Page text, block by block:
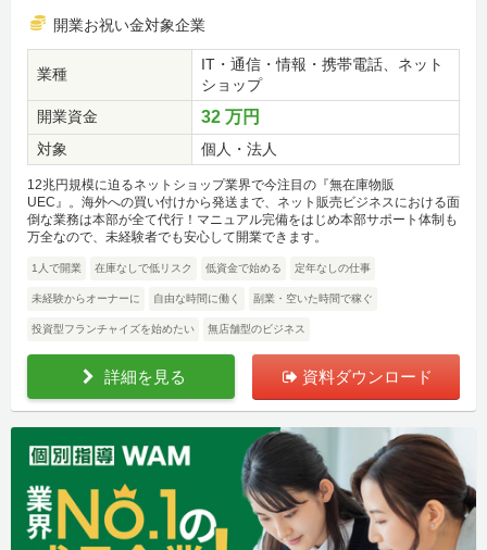
開業お祝い金対象企業
業種
IT・通信・情報・携帯電話、ネット
ショップ
開業資金
32 万円
対象 個人・法人
12兆円規模に迫るネットショップ業界で今注目の『無在庫物販
UEC』。海外への買い付けから発送まで、ネット販売ビジネスにおける面
倒な業務は本部が全て代行！マニュアル完備をはじめ本部サポート体制も
万全なので、未経験者でも安心して開業できます。
1人で開業 在庫なしで低リスク 低資金で始める 定年なしの仕事
未経験からオーナーに 自由な時間に働く 副業・空いた時間で稼ぐ
投資型フランチャイズを始めたい 無店舗型のビジネス
詳細を見る 資料ダウンロード